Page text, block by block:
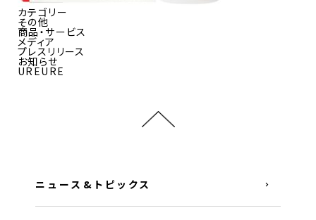
カテゴリー
その他
商品・サービス
メディア
プレスリリース
お知らせ
UREURE
ニュース&トピックス